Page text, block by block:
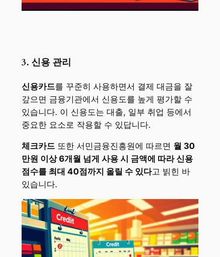
3. 신용 관리
신용카드를 꾸준히 사용하면서 결제 대금을 잘
갚으면 금융기관에서 신용도를 높게 평가할 수
있습니다. 이 신용도는 대출, 일부 취업 등에서
중요한 요소로 작용할 수 있답니다.
체크카드또한 서민금융진흥원에 따르면 월 30
만원 이상 6개월 넘게 사용 시 금액에 따라 신용
점수를 최대 40점까지 올릴 수 있다고 빍힌 바
있습니다.